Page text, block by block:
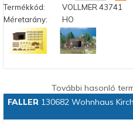
Termékkód:
VOLLMER 43741
Méretarány:
HO
További hasonló
FALLER130682 Wohnhaus